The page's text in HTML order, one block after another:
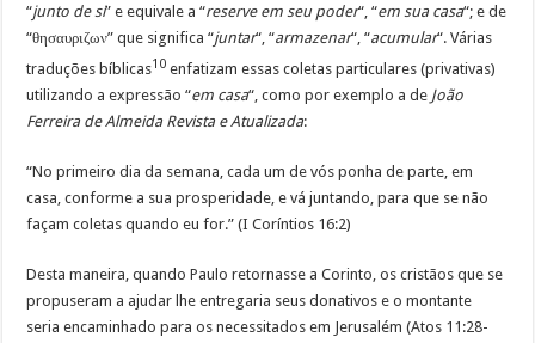
“junto de si” e equivale a “reserve em seu poder“, “em sua casa“; e de
“θησαυριζων” que significa “juntar“, “armazenar“, “acumular“. Várias
traduções bíblicas10 enfatizam essas coletas particulares (privativas)
utilizando a expressão “em casa“, como por exemplo a de João
Ferreira de Almeida Revista e Atualizada:
“No primeiro dia da semana, cada um de vós ponha de parte, em
casa, conforme a sua prosperidade, e vá juntando, para que se não
façam coletas quando eu for.” (I Coríntios 16:2)
Desta maneira, quando Paulo retornasse a Corinto, os cristãos que se
propuseram a ajudar lhe entregaria seus donativos e o montante
seria encaminhado para os necessitados em Jerusalém (Atos 11:28-